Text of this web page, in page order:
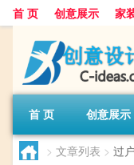
首 页 创意展示 家
首 页 创意展示
> 文章列表 > 过